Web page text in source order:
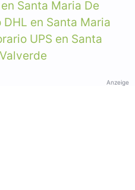
Santa Maria De
DHL en Santa Maria
UPS en Santa
Anzeige